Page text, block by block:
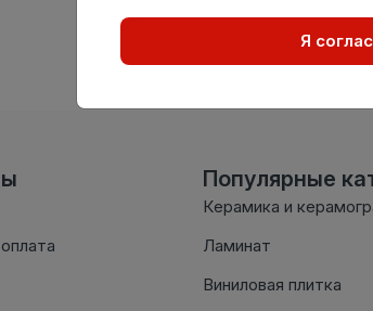
Популярные
Керамика и
Ламинат
Виниловая плитка
Я